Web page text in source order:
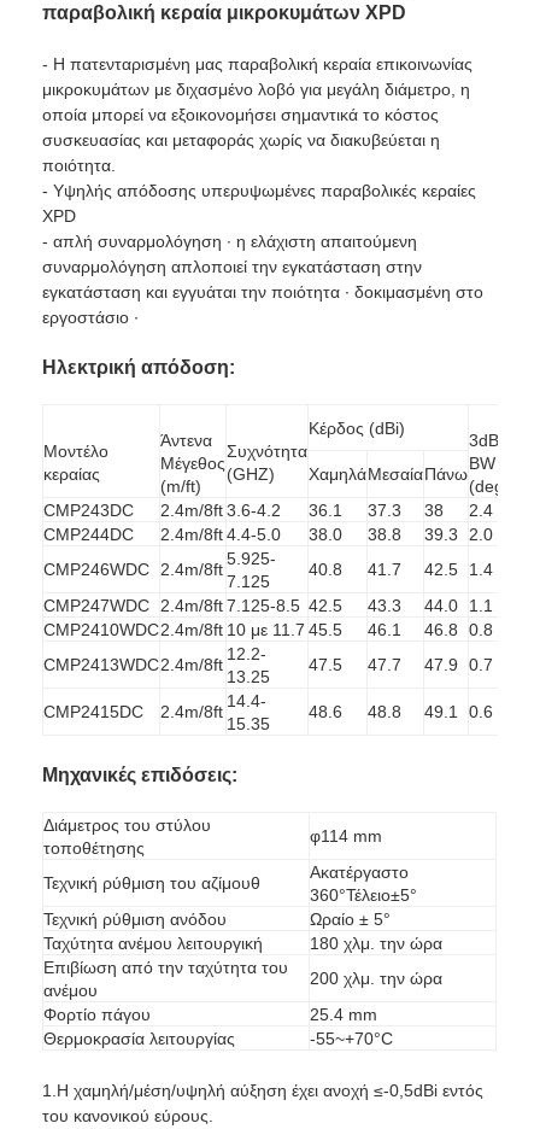
Αρχική Σελίδα
παραβολική κεραία μικροκυμάτων XPD
- Η πατενταρισμένη μας παραβολική κεραία επικοινωνίας
μικροκυμάτων με διχασμένο λοβό για μεγάλη διάμετρο, η
οποία μπορεί να εξοικονομήσει σημαντικά το κόστος
συσκευασίας και μεταφοράς χωρίς να διακυβεύεται η
ποιότητα.
- Υψηλής απόδοσης υπερυψωμένες παραβολικές κεραίες
XPD
- απλή συναρμολόγηση ∙ η ελάχιστη απαιτούμενη
συναρμολόγηση απλοποιεί την εγκατάσταση στην
εγκατάσταση και εγγυάται την ποιότητα ∙ δοκιμασμένη στο
εργοστάσιο ∙
Ηλεκτρική απόδοση:
Μοντέλο
κεραίας
Άντενα
Μέγεθος
(m/ft)
Συχνότητα
(GHZ)
Κέρδος (dBi)
3dB
BW
(degs)
ΧαμηλάΜεσαίαΠάνω
CMP243DC
2.4m/8ft 3.6-4.2 36.1 37.3 38 2.4
CMP244DC
2.4m/8ft 4.4-5.0 38.0 38.8 39.3 2.0
CMP246WDC
2.4m/8ft
5.925-
7.125
40.8 41.7 42.5 1.4
CMP247WDC
2.4m/8ft 7.125-8.5 42.5 43.3 44.0 1.1
CMP2410WDC2.4m/8ft 10 με 11.7 45.5 46.1 46.8 0.8
CMP2413WDC2.4m/8ft
12.2-
13.25
47.5 47.7 47.9 0.7
CMP2415DC 2.4m/8ft
14.4-
15.35
48.6 48.8 49.1 0.6
Μηχανικές επιδόσεις:
Διάμετρος του στύλου
τοποθέτησης
φ114 mm
Τεχνική ρύθμιση του αζίμουθ
Ακατέργαστο
360°Τέλειο±5°
Τεχνική ρύθμιση ανόδου
Ωραίο ± 5°
Ταχύτητα ανέμου λειτουργική
180 χλμ. την ώρα
Επιβίωση από την ταχύτητα του
ανέμου
200 χλμ. την ώρα
Φορτίο πάγου
25.4 mm
Θερμοκρασία λειτουργίας
-55~+70°C
1.Η χαμηλή/μέση/υψηλή αύξηση έχει ανοχή ≤-0,5dBi εντός
του κανονικού εύρους.